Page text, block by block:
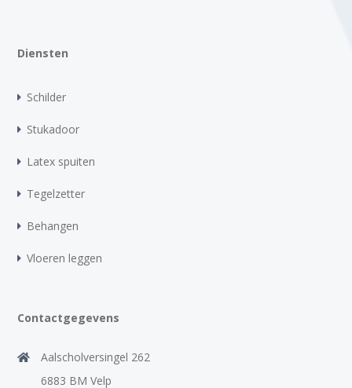
Diensten
Schilder
Stukadoor
Latex spuiten
Tegelzetter
Behangen
Vloeren leggen
Contactgegevens
Aalscholversingel 262
6883 BM Velp